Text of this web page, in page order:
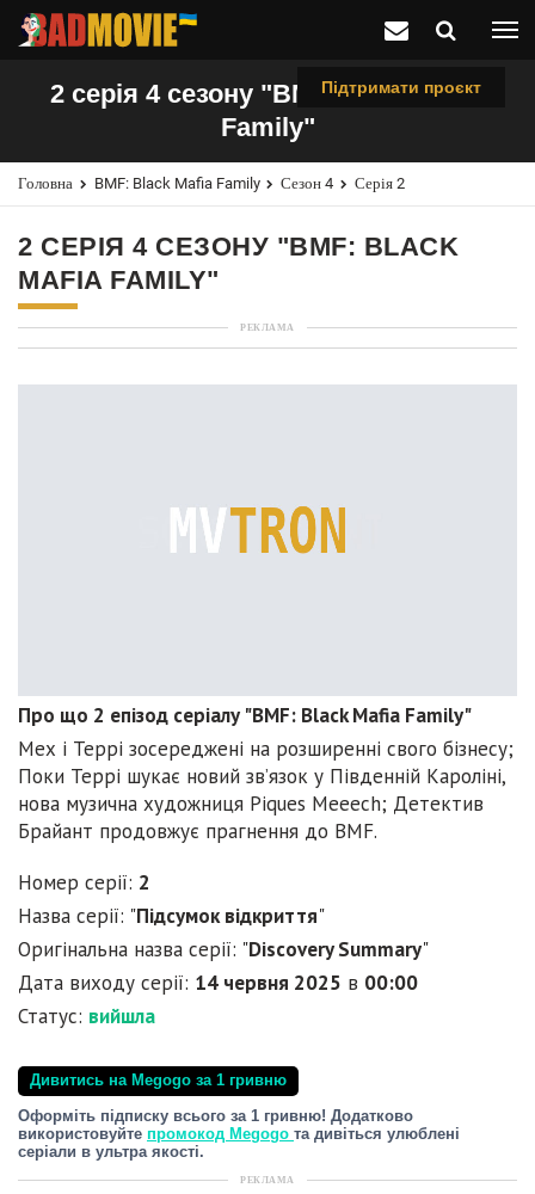
Підтримати проєкт
2 серія 4 сезону "BMF: Black Mafia
Family"
Головна BMF: Black Mafia Family Сезон 4 Серія 2
2 СЕРІЯ 4 СЕЗОНУ "BMF: BLACK
MAFIA FAMILY"
РЕКЛАМА
Про що 2 епізод серіалу "BMF: Black Mafia Family"
Мех і Террі зосереджені на розширенні свого бізнесу;
Поки Террі шукає новий зв’язок у Південній Кароліні,
нова музична художниця Piques Meeech; Детектив
Брайант продовжує прагнення до BMF.
Номер серії: 2
Назва серії: "Підсумок відкриття"
Оригінальна назва серії: "Discovery Summary"
Дата виходу серії: 14 червня 2025 в 00:00
Статус: вийшла
Дивитись на Megogo за 1 гривню
Оформіть підписку всього за 1 гривню! Додатково
використовуйте промокод Megogo та дивіться улюблені
серіали в ультра якості.
РЕКЛАМА